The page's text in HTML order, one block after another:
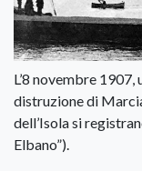
L’8 novembre
distruzione di
dell’Isola si
Elbano”).